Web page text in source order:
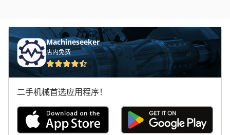
手动 绞车
手枪
断头台
林 德 叉车
标签打印机
Machineseeker
店内免费
二手机械首选应用程序！